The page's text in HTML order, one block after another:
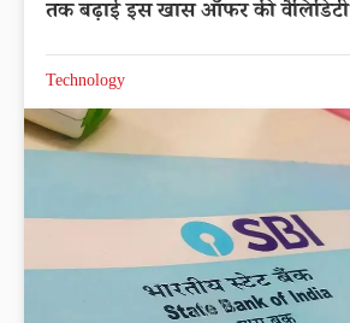
तक बढ़ाई इस खास ऑफर की वैलिडिटी
Technology